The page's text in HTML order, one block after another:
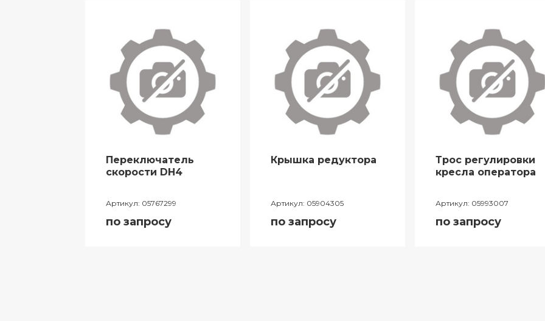
Переключатель
скорости DH4
Артикул: 05767299
по запросу
Крышка редуктора
Артикул: 05904305
по запросу
Трос регулировки
кресла оператора
Артикул: 05993007
по запросу